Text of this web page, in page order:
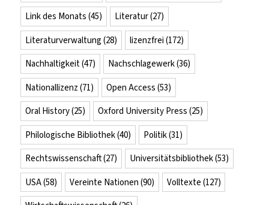
Link des Monats (45) Literatur(27)
Literaturverwaltung (28) lizenzfrei (172)
Nachhaltigkeit(47) Nachschlagewerk(36)
Nationallizenz (71) Open Access (53)
Oral History(25) Oxford University Press (25)
Philologische Bibliothek(40) Politik(31)
Rechtswissenschaft(27) Universitätsbibliothek(53)
USA(58) Vereinte Nationen (90) Volltexte (127)